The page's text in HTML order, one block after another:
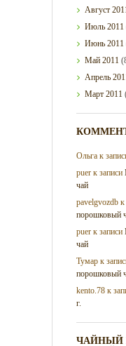
Август
Июль2011
Июнь2011
Май2011
Апрель
Март2011
Ольга к
puer к записи
чай
pavelgvozdb к
порошковый
puer к записи
чай
Тумар к
порошковый
kento.78 к
г.
ЧАЙНЫЙ